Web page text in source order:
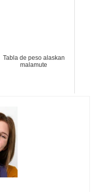
Tabla de peso alaskan
malamute